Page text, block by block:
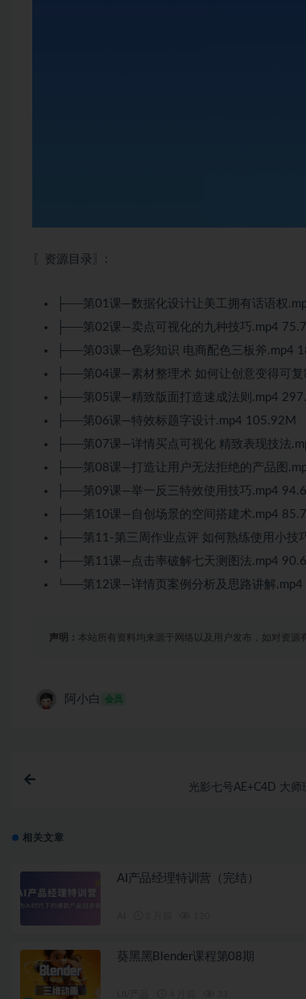
〖资源目录〗:
├──第01课—数据化设计让美工拥有话语权
├──第02课—卖点可视化的九种技巧.mp4
├──第03课—色彩知识 电商配色三板斧.mp4
├──第04课—素材整理术 如何让创意变得可
├──第05课—精致版面打造速成法则.mp4
├──第06课—特效标题字设计.mp4 105.92M
├──第07课—详情买点可视化 精致表现技法
├──第08课—打造让用户无法拒绝的产品图
├──第09课—举一反三特效使用技巧.mp4
├──第10课—自创场景的空间搭建术.mp4
├──第11-第三周作业点评 如何熟练使用小技
├──第11课—点击率破解七天测图法.mp4
└──第12课—详情页案例分析及思路讲解.mp4
声明： 本站所有资料均来源于网络以及用户发布，如对资源
阿小白 会员
光影七号AE+C4D 大师
相关文章
AI产品经理特训营（完结）
葵黑黑Blender课程第08期